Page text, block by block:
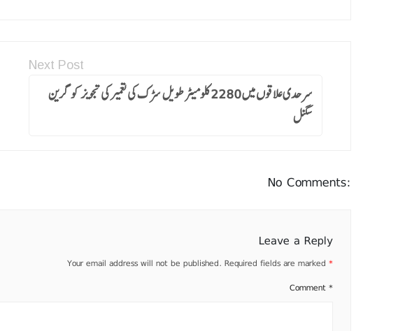
Next Post
سرحدی علاقوں میں 2280 کلومیٹر طویل سڑک کی تعمیر کی تجویز کو گرین
سگنل
No Comments:
Leave a Reply
Your email address will not be published. Required fields are marked *
Comment *